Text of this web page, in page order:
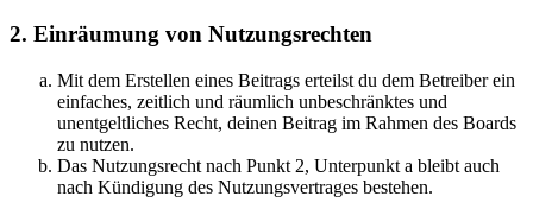
2. Einräumung von Nutzungsrechten
Mit dem Erstellen eines Beitrags erteilst du dem Betreiber ein
einfaches, zeitlich und räumlich unbeschränktes und
unentgeltliches Recht, deinen Beitrag im Rahmen des Boards
zu nutzen.
Das Nutzungsrecht nach Punkt 2, Unterpunkt a bleibt auch
nach Kündigung des Nutzungsvertrages bestehen.